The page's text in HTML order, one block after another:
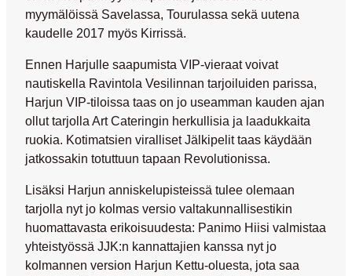
myymälöissä Savelassa, Tourulassa sekä uutena
kaudelle 2017 myös Kirrissä.
Ennen Harjulle saapumista VIP-vieraat voivat
nautiskella Ravintola Vesilinnan tarjoiluiden parissa,
Harjun VIP-tiloissa taas on jo useamman kauden ajan
ollut tarjolla Art Cateringin herkullisia ja laadukkaita
ruokia. Kotimatsien viralliset Jälkipelit taas käydään
jatkossakin totuttuun tapaan Revolutionissa.
Lisäksi Harjun anniskelupisteissä tulee olemaan
tarjolla nyt jo kolmas versio valtakunnallisestikin
huomattavasta erikoisuudesta: Panimo Hiisi valmistaa
yhteistyössä JJK:n kannattajien kanssa nyt jo
kolmannen version Harjun Kettu-oluesta, jota saa